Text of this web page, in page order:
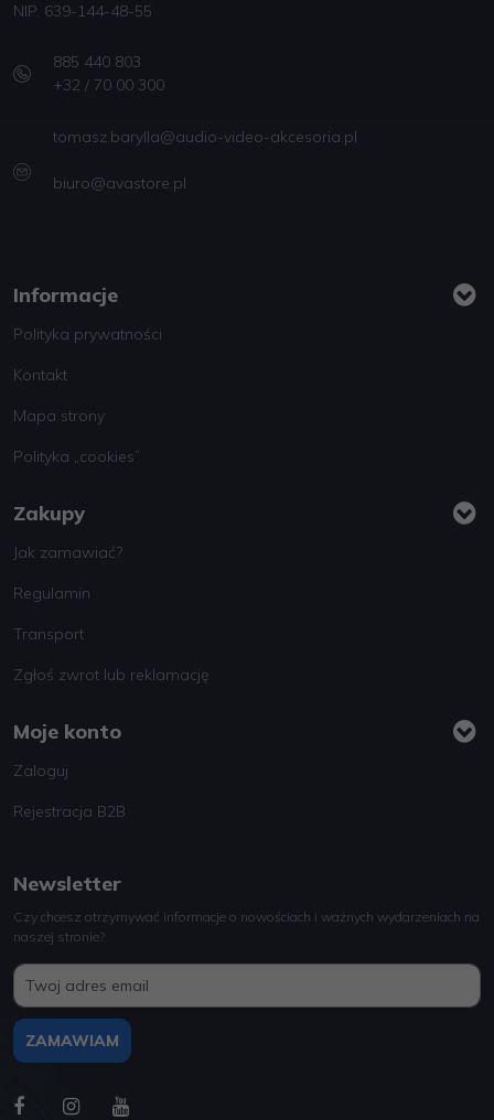
NIP. 639-144-48-55
885 440 803
+32 / 70 00 300
tomasz.barylla@audio-video-akcesoria.pl
biuro@avastore.pl
Informacje
Polityka prywatności
Kontakt
Mapa strony
Polityka „cookies”
Zakupy
Jak zamawiać?
Regulamin
Transport
Zgłoś zwrot lub reklamację
Moje konto
Zaloguj
Rejestracja B2B
Newsletter
Czy chcesz otrzymywać informacje o nowościach i ważnych wydarzeniach na
naszej stronie?